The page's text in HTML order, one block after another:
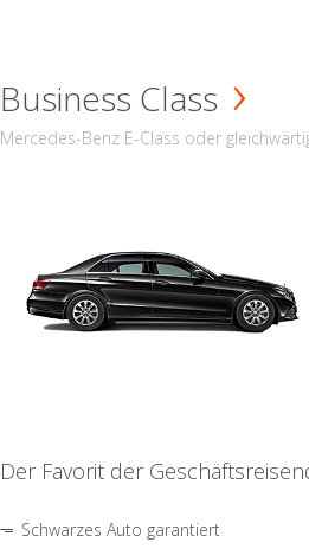
Business Class
Mercedes-Benz E-Class oder
Der Favorit der
Schwarzes Auto garantiert